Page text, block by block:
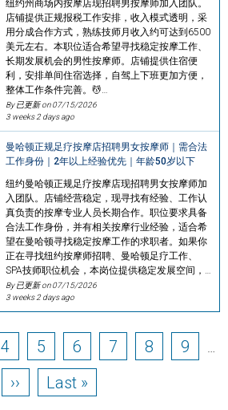
纽约州商场内按摩店现招聘男按摩师加入团队。
店铺提供正规报税工作安排，收入模式透明，采
用分成合作方式，熟练技师月收入约可达到6500
美元左右。本职位适合希望寻找稳定按摩工作、
长期发展机会的男性按摩师。店铺提供住宿便
利，安排单间住宿选择，自驾上下班更加方便，
整体工作条件完善。💆…
By 已更新 on07/15/2026
3 weeks 2 days ago
曼哈顿正规足疗按摩店招聘男女按摩师｜需合法
工作身份｜2年以上经验优先｜年龄50岁以下
纽约曼哈顿正规足疗按摩店现招聘男女按摩师加
入团队。店铺经营稳定，现寻找有经验、工作认
真负责的按摩专业人员长期合作。职位要求具备
合法工作身份，并有相关按摩行业经验，适合希
望在曼哈顿寻找稳定按摩工作的求职者。如果你
正在寻找纽约按摩师招聘、曼哈顿足疗工作、
SPA技师职位机会，本岗位提供稳定发展空间，…
By 已更新 on07/15/2026
3 weeks 2 days ago
Page
4 Page
5 Page
6 Page
7 Page
8 Page
9
Next page
›› Last page
Last »